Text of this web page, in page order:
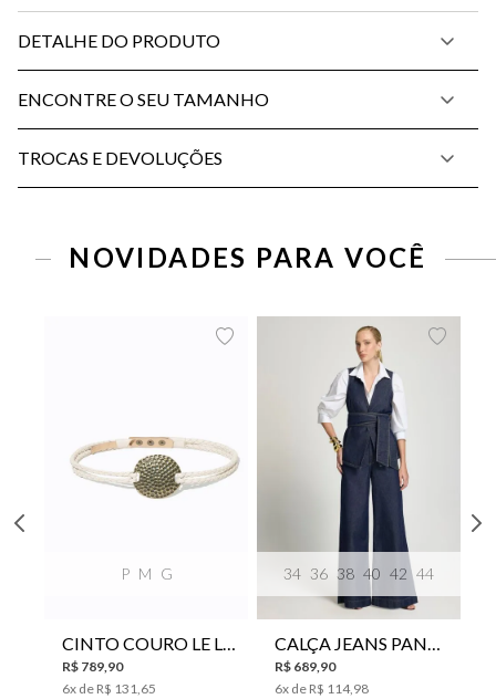
DETALHE DO PRODUTO
ENCONTRE O SEU TAMANHO
TROCAS E DEVOLUÇÕES
NOVIDADES PARA VOCÊ
P M G
R$ 789 90
6x de R$ 131 65
34 36 38 40 42 44
R$ 689 90
6x de R$ 114, 98